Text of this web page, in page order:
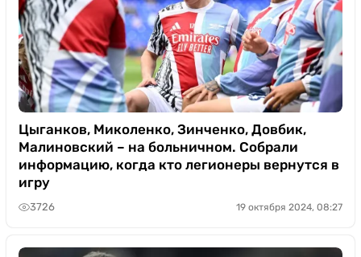
Цыганков, Миколенко, Зинченко, Довбик,
Малиновский – на больничном. Собрали
информацию, когда кто легионеры вернутся в
игру
3726 19 октября 2024, 08:27